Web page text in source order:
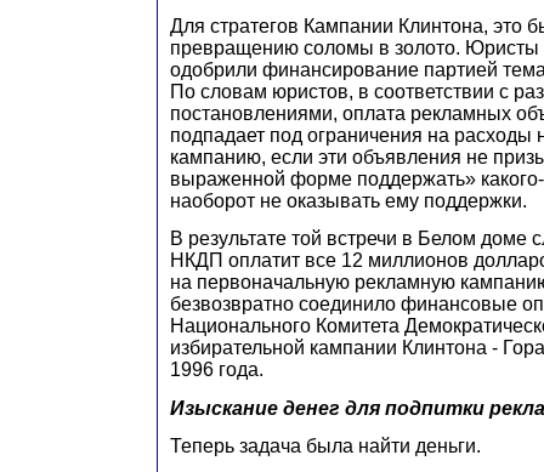
Для стратегов Кампании Клинтона, это
превращению соломы в золото.
одобрили финансирование партией
По словам юристов, в соответствии с
постановлениями, оплата рекламных
подпадает под ограничения на расходы
кампанию, если эти объявления не
выраженной форме поддержать»
наоборот не оказывать ему поддержки.
В результате той встречи в Белом доме
НКДП оплатит все 12 миллионов
на первоначальную рекламную
безвозвратно соединило финансовые
Национального Комитета
избирательной кампании Клинтона -
1996 года.
Изыскание денег для подпитки
Теперь задача была найти деньги.